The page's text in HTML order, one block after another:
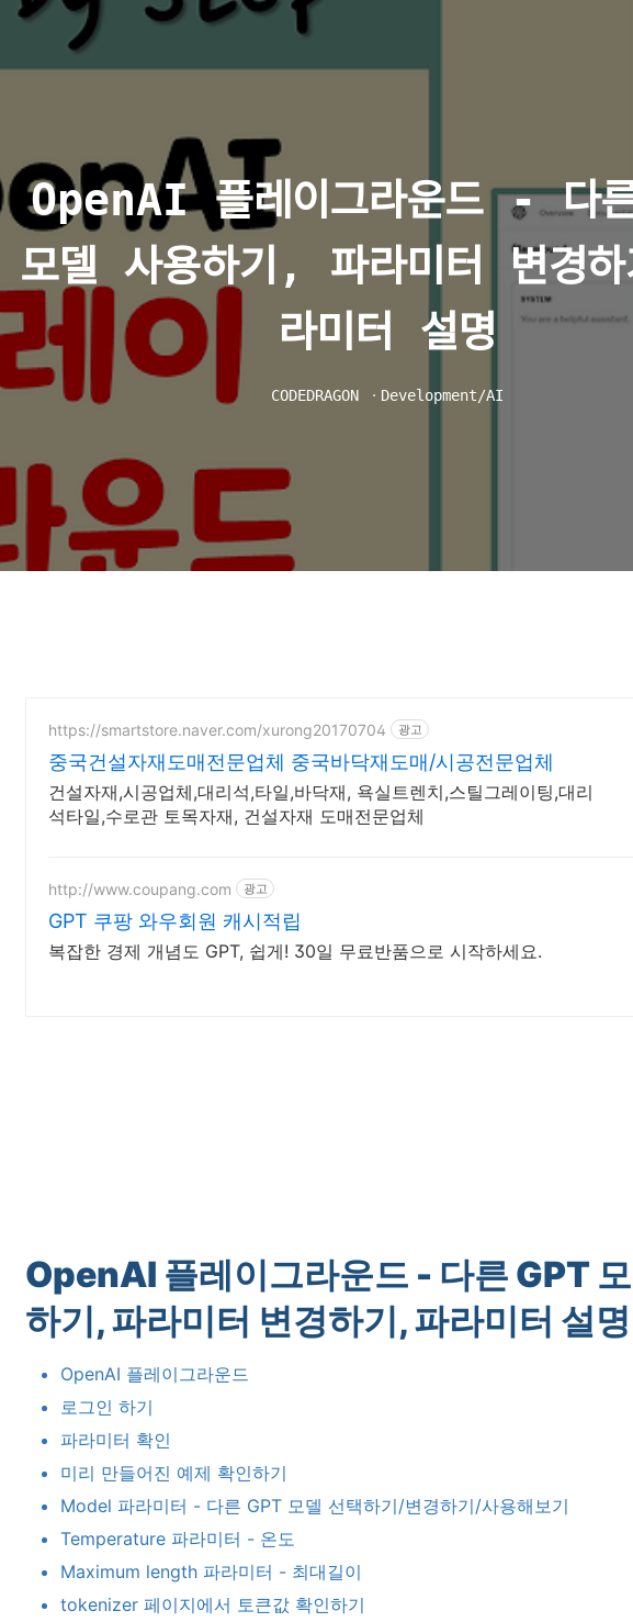
OpenAI 플레이그라운드 - 다
모델 사용하기, 파라미터 변경
라미터 설명
CODEDRAGON ㆍ Development/AI
https://smartstore.naver.com/xurong20170704 광고
중국건설자재도매전문업체 중국바닥재도매/시공전문업체
건설자재,시공업체,대리석,타일,바닥재, 욕실트렌치,스틸그레이팅,대리
석타일,수로관 토목자재, 건설자재 도매전문업체
http://www.coupang.com 광고
GPT 쿠팡 와우회원 캐시적립
복잡한 경제 개념도 GPT, 쉽게! 30일 무료반품으로 시작하세요.
OpenAI 플레이그라운드 - 다른 GPT
하기,파라미터 변경하기,파라미터 설명
OpenAI 플레이그라운드
로그인 하기
파라미터 확인
미리 만들어진 예제 확인하기
Model 파라미터 - 다른 GPT 모델 선택하기/변경하기/사용해보기
Temperature 파라미터 - 온도
Maximum length 파라미터 - 최대길이
tokenizer 페이지에서 토큰값 확인하기